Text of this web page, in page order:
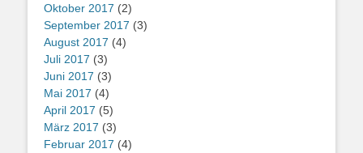
Oktober 2017 (2)
September 2017 (3)
August 2017 (4)
Juli 2017 (3)
Juni 2017 (3)
Mai 2017 (4)
April 2017 (5)
März 2017 (3)
Februar 2017 (4)